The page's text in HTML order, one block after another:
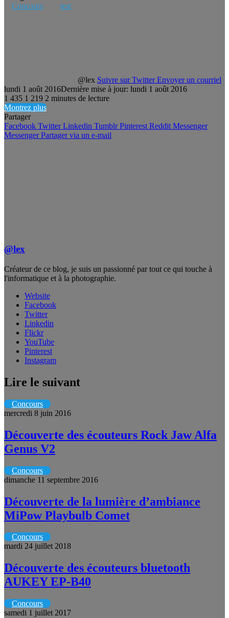
Concours
test
@lex Suivre sur Twitter Envoyer un courriel
lundi 1 août 2016Dernière mise à jour: lundi 1 août 2016
1 435 1 219 2 minutes de lecture
Montrez plus
Partager
Facebook Twitter Linkedin Tumblr Pinterest Reddit Messenger
Messenger Partager via un e-mail
@lex
Créateur de ce blog, je suis un passionné par tout ce qui touche à
l'informatique et à la photographie.
Website
Facebook
Twitter
Linkedin
Flickr
YouTube
Pinterest
Instagram
Lire le suivant
Concours
mercredi 8 juin 2016
Découverte des écouteurs Rock Jaw Alfa
Genus V2
Concours
dimanche 11 septembre 2016
Découverte de la lumière d’ambiance
MiPow Playbulb Comet
Concours
mardi 24 juillet 2018
Découverte des écouteurs bluetooth
AUKEY EP-B40
Concours
samedi 1 juillet 2017